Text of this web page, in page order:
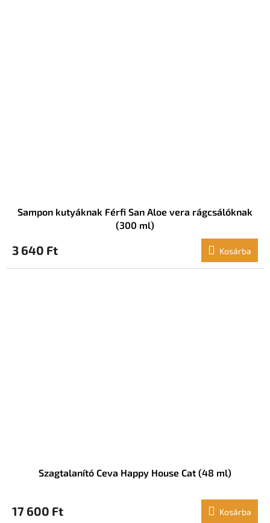
Sampon kutyáknak Férfi San Aloe vera rágcsálóknak
(300 ml)
3 640 Ft Kosárba
Szagtalanító Ceva Happy House Cat (48 ml)
17 600 Ft Kosárba